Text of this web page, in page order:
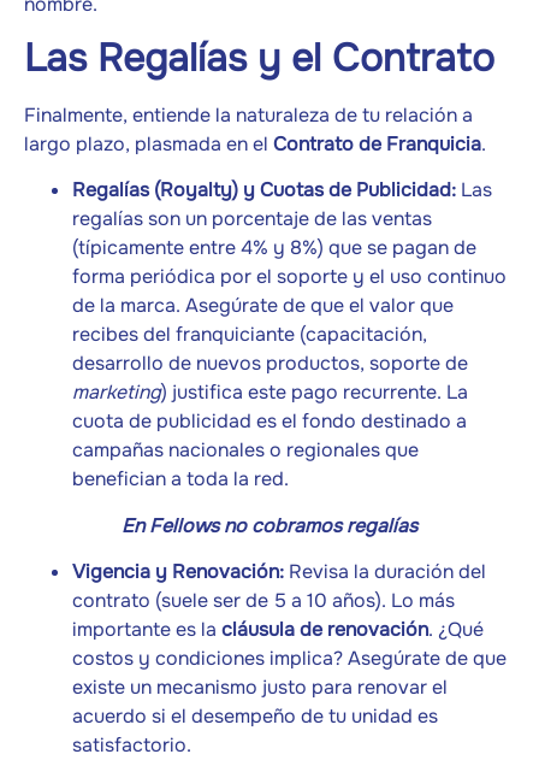
Las Regalías y el Contrato
Finalmente, entiende la naturaleza de tu relación a
largo plazo, plasmada en el Contrato de Franquicia.
Regalías (Royalty) y Cuotas de Publicidad: Las
regalías son un porcentaje de las ventas
(típicamente entre 4% y 8%) que se pagan de
forma periódica por el soporte y el uso continuo
de la marca. Asegúrate de que el valor que
recibes del franquiciante (capacitación,
desarrollo de nuevos productos, soporte de
marketing) justifica este pago recurrente. La
cuota de publicidad es el fondo destinado a
campañas nacionales o regionales que
benefician a toda la red.
En Fellows no cobramos regalías
Vigencia y Renovación: Revisa la duración del
contrato (suele ser de 5 a 10 años). Lo más
importante es la cláusula de renovación. ¿Qué
costos y condiciones implica? Asegúrate de que
existe un mecanismo justo para renovar el
acuerdo si el desempeño de tu unidad es
satisfactorio.